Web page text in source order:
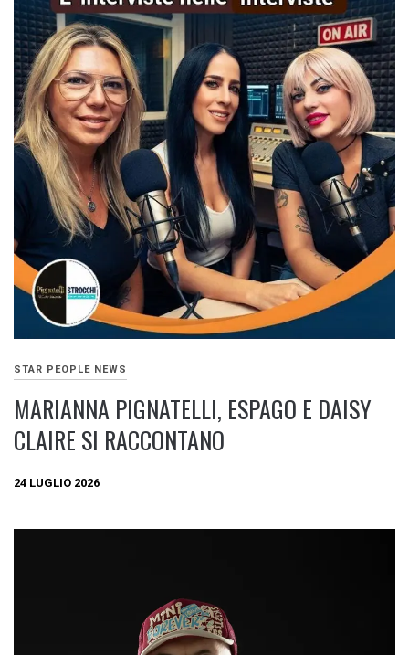
STAR PEOPLE NEWS
MARIANNA PIGNATELLI, ESPAGO E DAISY
CLAIRE SI RACCONTANO
24 LUGLIO 2026